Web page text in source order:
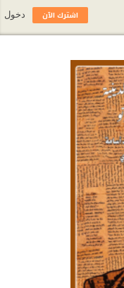
اشترك الآن دخول